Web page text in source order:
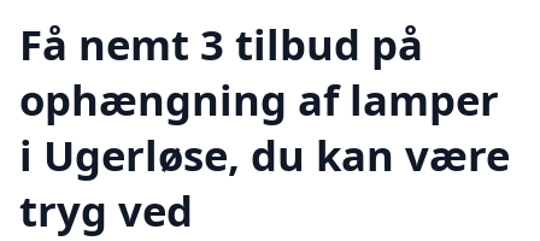
Få nemt 3 tilbud på
ophængning af lamper
i Ugerløse, du kan være
tryg ved